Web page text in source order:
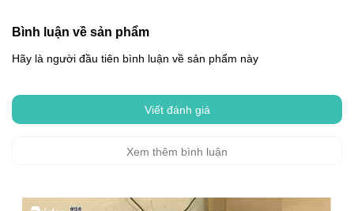
Bình luận về sản phẩm
Hãy là người đầu tiên bình luận về sản phẩm này
Viết đánh giá
Xem thêm bình luận